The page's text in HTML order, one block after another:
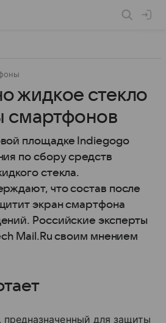
жидкое стекло
смартфонов
площадке Indiegogo
по сбору средств
стекла.
что состав после
экран смартфона
Российские эксперты
Mail.Ru своим мнением
предназначенный для защиты